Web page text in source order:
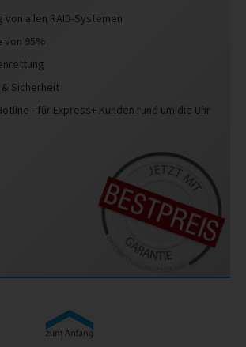
allen RAID-Systemen
von 95%
Sicherheit
- für Express+ Kunden rund um die Uhr